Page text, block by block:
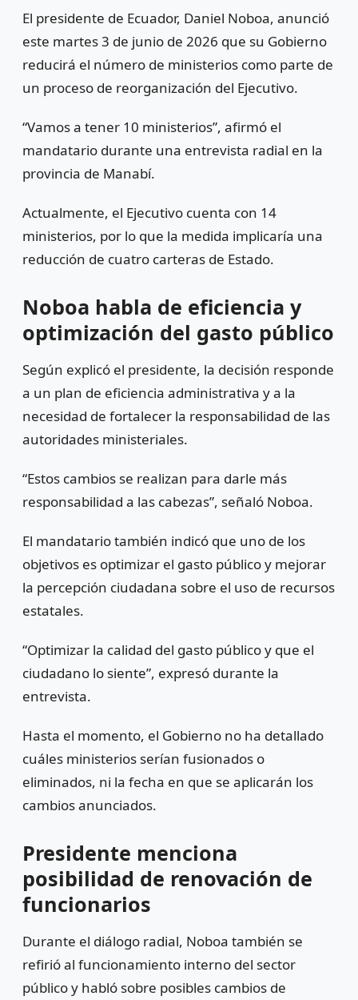
El presidente de Ecuador, Daniel Noboa, anunció
este martes 3 de junio de 2026 que su Gobierno
reducirá el número de ministerios como parte de
un proceso de reorganización del Ejecutivo.
“Vamos a tener 10 ministerios”, afirmó el
mandatario durante una entrevista radial en la
provincia de Manabí.
Actualmente, el Ejecutivo cuenta con 14
ministerios, por lo que la medida implicaría una
reducción de cuatro carteras de Estado.
Noboa habla de eficiencia y
optimización del gasto público
Según explicó el presidente, la decisión responde
a un plan de eficiencia administrativa y a la
necesidad de fortalecer la responsabilidad de las
autoridades ministeriales.
“Estos cambios se realizan para darle más
responsabilidad a las cabezas”, señaló Noboa.
El mandatario también indicó que uno de los
objetivos es optimizar el gasto público y mejorar
la percepción ciudadana sobre el uso de recursos
estatales.
“Optimizar la calidad del gasto público y que el
ciudadano lo siente”, expresó durante la
entrevista.
Hasta el momento, el Gobierno no ha detallado
cuáles ministerios serían fusionados o
eliminados, ni la fecha en que se aplicarán los
cambios anunciados.
Presidente menciona
posibilidad de renovación de
funcionarios
Durante el diálogo radial, Noboa también se
refirió al funcionamiento interno del sector
público y habló sobre posibles cambios de